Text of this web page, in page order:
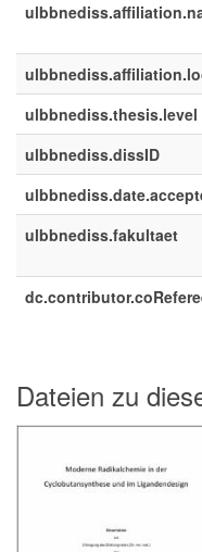
ulbbnediss.thesis.level
ulbbnediss.dissID
ulbbnediss.fakultaet
Dateien zu